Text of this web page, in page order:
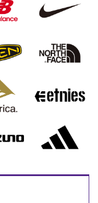
イド
ク
サービス
サポート
証について
わせ